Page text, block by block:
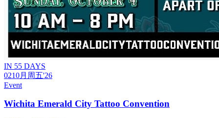
IN 55 DAYS
0210月 周五'26
Event
Wichita Emerald City Tattoo Convention